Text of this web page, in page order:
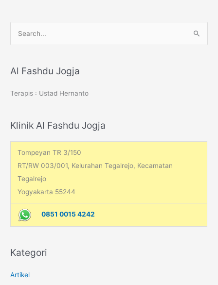
r
h
Al Fashdu Jogja
Terapis : Ustad Hernanto
Klinik Al Fashdu Jogja
Tompeyan TR 3/150
RT/RW 003/001, Kelurahan Tegalrejo, Kecamatan
Tegalrejo
Yogyakarta 55244
0851 0015 4242
Kategori
Artikel